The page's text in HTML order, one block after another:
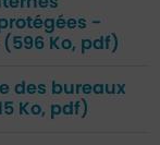
-
(596 Ko, pdf)
des bureaux
Ko, pdf)